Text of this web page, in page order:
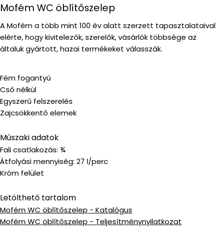
Mofém WC öblítőszelep
A Mofém a több mint 100 év alatt szerzett tapasztalataival
elérte, hogy kivitelezők, szerelők, vásárlók többsége az
általuk gyártott, hazai termékeket válasszák.
Fém fogantyú
Cső nélkül
Egyszerű felszerelés
Zajcsökkentő elemek
Műszaki adatok
Fali csatlakozás: ¾
Átfolyási mennyiség: 27 l/perc
Króm felület
Letölthető tartalom
Mofém WC öblítőszelep - Katalógus
Mofém WC öblítőszelep - Teljesítménynyilatkozat